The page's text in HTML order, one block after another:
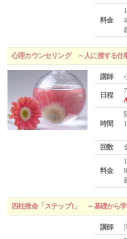
料金
心理カウンセリング ～人に接する仕
講師
日程
時間
回数
料金
四柱推命「ステップ1」 ～基礎から
講師